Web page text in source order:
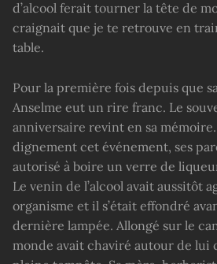
d’alcool ferait tourner la tête de
craignait que je te retrouve en
table.
Pour la première fois depuis que
Anselme eut un rire franc. Le
anniversaire revint en sa
dignement cet événement, ses
autorisé à boire un verre de
Le venin de l’alcool avait aussitôt
organisme et il s’était effondré
dernière lampée. Allongé sur le
monde avait chaviré autour de lui